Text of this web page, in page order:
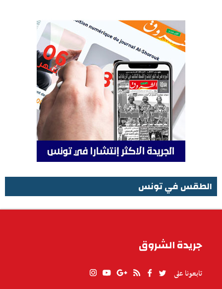
الطقس في تونس
جريدة الشروق
تابعونا على